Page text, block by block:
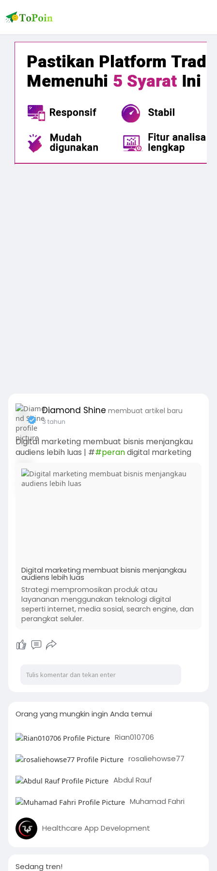
Diamond Shine membuat artikel baru
3 tahun
Digital marketing membuat bisnis menjangkau
audiens lebih luas | ##perandigital marketing
Digital marketing membuat bisnis menjangkau
audiens lebih luas
Strategi mempromosikan produk atau
layananan menggunakan teknologi digital
seperti internet, media sosial, search engine, dan
perangkat seluler.
Orang yang mungkin ingin Anda temui
Rian010706
rosaliehowse77
Abdul Rauf
Muhamad Fahri
Healthcare App Development
Sedang tren!